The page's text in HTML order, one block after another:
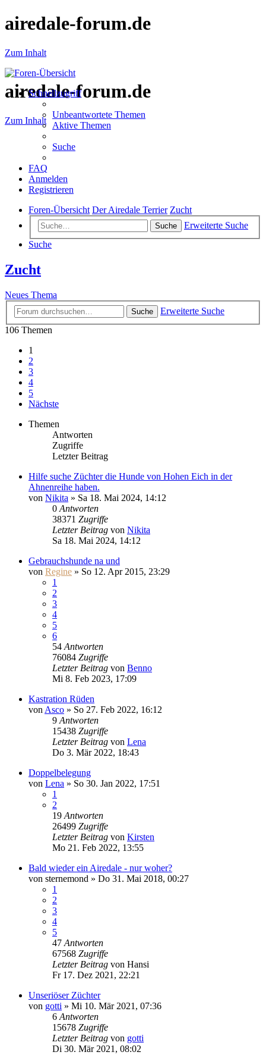
airedale-forum.de
Zum Inhalt
airedale-forum.de
Zum Inhalt
Schnellzugriff
Unbeantwortete Themen
Aktive Themen
Suche
FAQ
Anmelden
Registrieren
Foren-Übersicht Der Airedale Terrier Zucht
Suche
Erweiterte Suche
Suche
Zucht
Neues Thema
Suche
Erweiterte Suche
106 Themen
1
2
3
4
5
Nächste
Themen
Antworten
Zugriffe
Letzter Beitrag
Hilfe suche Züchter die Hunde von Hohen Eich in der
Ahnenreihe haben.
von Nikita » Sa 18. Mai 2024, 14:12
0 Antworten
38371 Zugriffe
Letzter Beitrag von Nikita
Sa 18. Mai 2024, 14:12
Gebrauchshunde na und
von Regine » So 12. Apr 2015, 23:29
1
2
3
4
5
6
54 Antworten
76084 Zugriffe
Letzter Beitrag von Benno
Mi 8. Feb 2023, 17:09
Kastration Rüden
von Asco » So 27. Feb 2022, 16:12
9 Antworten
15438 Zugriffe
Letzter Beitrag von Lena
Do 3. Mär 2022, 18:43
Doppelbelegung
von Lena » So 30. Jan 2022, 17:51
1
2
19 Antworten
26499 Zugriffe
Letzter Beitrag von Kirsten
Mo 21. Feb 2022, 13:55
Bald wieder ein Airedale - nur woher?
von sternemond » Do 31. Mai 2018, 00:27
1
2
3
4
5
47 Antworten
67568 Zugriffe
Letzter Beitrag von Hansi
Fr 17. Dez 2021, 22:21
Unseriöser Züchter
von gotti » Mi 10. Mär 2021, 07:36
6 Antworten
15678 Zugriffe
Letzter Beitrag von gotti
Di 30. Mär 2021, 08:02